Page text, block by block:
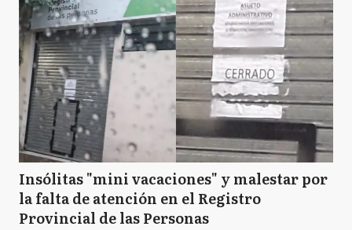
Insólitas "mini vacaciones" y malestar por
la falta de atención en el Registro
Provincial de las Personas